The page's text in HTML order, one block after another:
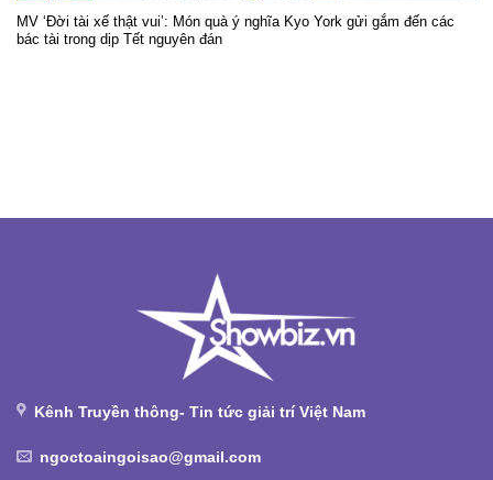
MV ‘Đời tài xế thật vui’: Món quà ý nghĩa Kyo York gửi gắm đến các
bác tài trong dịp Tết nguyên đán
Kênh Truyền thông- Tin tức giải trí Việt Nam
ngoctoaingoisao@gmail.com